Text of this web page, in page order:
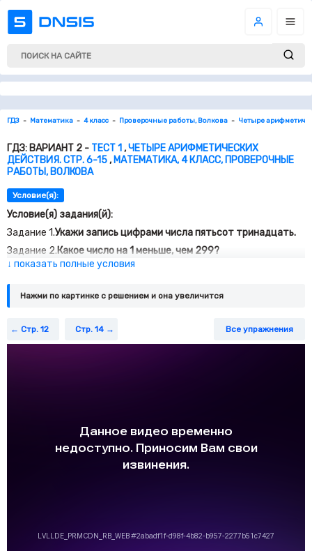
ГДЗ Математика 4 класс Проверочные работы, Волкова Четыре
ГДЗ: ВАРИАНТ 2 - ТЕСТ 1,ЧЕТЫРЕ АРИФМЕТИЧЕСКИХ
ДЕЙСТВИЯ. СТР. 6-15, МАТЕМАТИКА, 4 КЛАСС, ПРОВЕРОЧНЫЕ
РАБОТЫ, ВОЛКОВА
Условие(я):
Условие(я) задания(й):
Задание 1.Укажи запись цифрами числа пятьсот тринадцать.
Задание 2.Какое число на 1 меньше, чем 299?
Задание 3.Укажи вычитаемое, если уменьшаемое 698, а
Задание 4.Укажи выражение, значение которого содержит 3
сот. и 6 дес.
Задание 5.
Укажи правильно вычисленную разность чисел 821
На сколько надо уменьшить число 260, чтобы
получить произведение чисел 30 и 10?
↓ показать полные условия
Нажми по картинке c решением и она увеличится
Стр. 12 Стр. 14 Все упражнения